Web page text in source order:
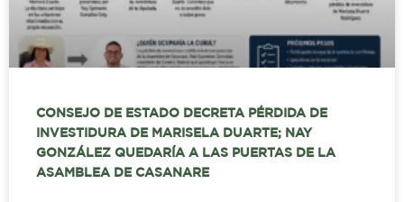
CONSEJO DE ESTADO DECRETA PÉRDIDA DE
INVESTIDURA DE MARISELA DUARTE; NAY
GONZÁLEZ QUEDARÍA A LAS PUERTAS DE LA
ASAMBLEA DE CASANARE